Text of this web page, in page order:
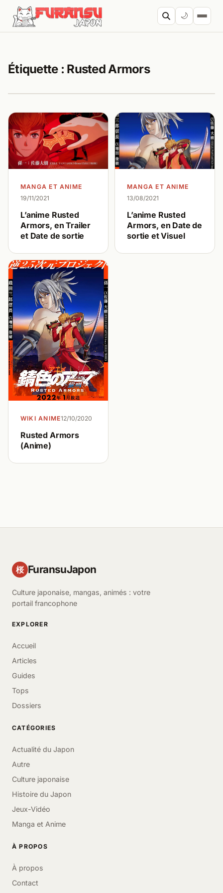
Aller au contenu
🌙
Étiquette : Rusted Armors
MANGA ET ANIME
19/11/2021
L’anime Rusted
Armors, en Trailer
et Date de sortie
MANGA ET ANIME
13/08/2021
L’anime Rusted
Armors, en Date de
sortie et Visuel
WIKI ANIME12/10/2020
Rusted Armors
(Anime)
桜 FuransuJapon
Culture japonaise, mangas, animés : votre
portail francophone
EXPLORER
Accueil
Articles
Guides
Tops
Dossiers
CATÉGORIES
Actualité du Japon
Autre
Culture japonaise
Histoire du Japon
Jeux-Vidéo
Manga et Anime
À PROPOS
À propos
Contact